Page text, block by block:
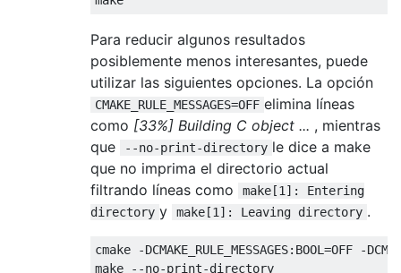
Para reducir algunos resultados
posiblemente menos interesantes, puede
utilizar las siguientes opciones. La opción
CMAKE_RULE_MESSAGES=OFF elimina líneas
como [33%] Building C object ... , mientras
que
--no-print-directory le dice a make
que no imprima el directorio actual
filtrando líneas como
make[1]: Entering
directory y make[1]: Leaving directory .
cmake -DCMAKE_RULE_MESSAGES:BOOL=OFF -